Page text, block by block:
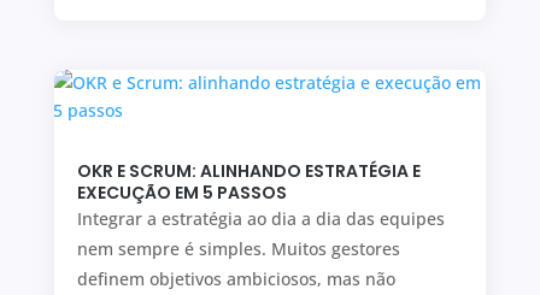
OKR E SCRUM: ALINHANDO ESTRATÉGIA E
EXECUÇÃO EM 5 PASSOS
Integrar a estratégia ao dia a dia das equipes
nem sempre é simples. Muitos gestores
definem objetivos ambiciosos, mas não